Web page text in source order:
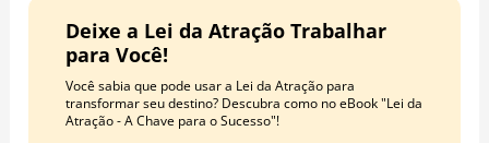
Deixe a Lei da Atração Trabalhar
para Você!
Você sabia que pode usar a Lei da Atração para
transformar seu destino? Descubra como no eBook "Lei da
Atração - A Chave para o Sucesso"!